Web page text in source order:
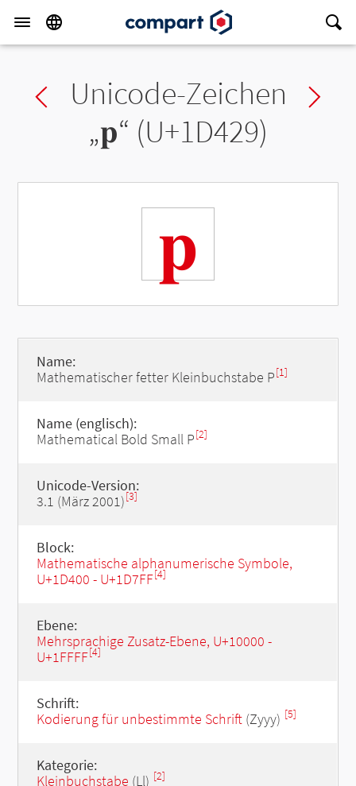
Previous char
Unicode-Zeichen
„𝐩“ (U+1D429)
𝐩
Name:
Mathematischer fetter Kleinbuchstabe P[1]
Name (englisch):
Mathematical Bold Small P[2]
Unicode-Version:
3.1 (März 2001)[3]
Block:
Mathematische alphanumerische Symbole,
U+1D400 - U+1D7FF[4]
Ebene:
Mehrsprachige Zusatz-Ebene, U+10000 -
U+1FFFF[4]
Schrift:
Kodierung für unbestimmte Schrift(Zyyy) [5]
Kategorie:
Kleinbuchstabe (Ll) [2]